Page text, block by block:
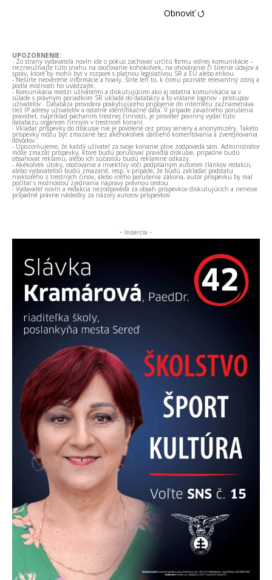
Obnoviť ⭯
UPOZORNENIE:
- Zo strany vydavateľa novín ide o pokus zachovať určitú formu voľnej komunikácie –
nezneužívajte túto snahu na osočovanie kohokoľvek, na ohováranie či šírenie údajov a
správ, ktoré by mohli byť v rozpore s platnou legislatívou SR a EÚ alebo etikou.
- Nešírte neoverené informácie a hoaxy. Šírte len to, k čomu poznáte relevantný zdroj a
podľa možnosti ho uvádzajte.
- Komunikácia medzi užívateľmi a diskutujúcimi ako aj ostatná komunikácia sa v
súlade s právnym poriadkom SR ukladá do databázy a to vrátane loginov - prístupov
užívateľov . Databáza providera poskytujúceho pripojenie do internetu zaznamenáva
tiež IP adresy užívateľov a ostatné identifikačné dáta. V prípade závažného porušenia
pravidiel, napríklad páchaním trestnej činnosti, je provider povinný vydať túto
databázu orgánom činným v trestnom konaní.
- Vkladať príspevky do diskusie nie je povolené cez proxy servery a anonymizéry. Takéto
príspevky môžu byť zmazané bez akéhokoľvek ďalšieho komentovania a zverejňovania
dôvodov.
- Upozorňujeme, že každý užívateľ za svoje konanie plne zodpovedá sám. Administrátor
môže zmazať príspevky, ktoré budú porušovať pravidlá diskusie, prípadne budú
obsahovať reklamu, alebo ich súčasťou budú reklamné odkazy.
- Akékoľvek útoky, osočovanie a invektívy voči podpísaným autorom článkov redakcii,
alebo vydavateľovi budú zmazané, resp. v prípade, že budú zakladať podstatu
niektorého z trestných činov, alebo iného porušenia zákona, autor príspevku by mal
počítať s možnosťou zjednania nápravy právnou cestou.
- Vydavateľ novín a redakcia nezodpovedá za obsah príspevkov diskutujúcich a nenesie
prípadné právne následky za názory autorov príspevkov.
- Inzercia -